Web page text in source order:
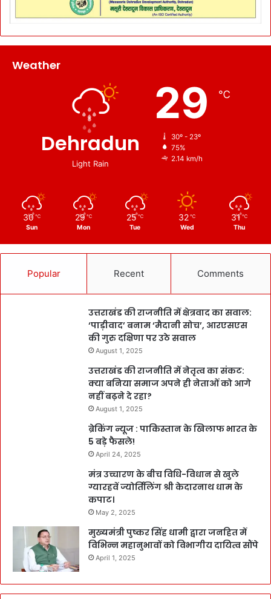
Weather
Dehradun
Light Rain
29 ℃
30º - 23º
75%
2.14 km/h
30 ℃
Sun
29 ℃
Mon
25 ℃
Tue
32 ℃
Wed
31 ℃
Thu
Popular Recent Comments
उत्तराखंड की राजनीति में क्षेत्रवाद का सवाल:
‘पाड़ीवाद’ बनाम ‘मैदानी सोच’, आरएसएस
की गुरु दक्षिणा पर उठे सवाल
August 1, 2025
उत्तराखंड की राजनीति में नेतृत्व का संकट:
क्या बनिया समाज अपने ही नेताओं को आगे
नहीं बढ़ने दे रहा?
August 1, 2025
ब्रेकिंग न्यूज : पाकिस्तान के खिलाफ भारत के
5 बड़े फैसले!
April 24, 2025
मंत्र उच्चारण के बीच विधि-विधान से खुले
ग्यारहवें ज्योर्तिलिंग श्री केदारनाथ धाम के
कपाट।
May 2, 2025
मुख्यमंत्री पुष्कर सिंह धामी द्वारा जनहित में
विभिन्न महानुभावों को विभागीय दायित्व सौंपे
April 1, 2025